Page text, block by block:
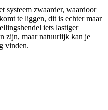
systeem zwaarder, waardoor
te liggen, dit is echter maar
iets lastiger
zijn, maar natuurlijk kan je
vinden.